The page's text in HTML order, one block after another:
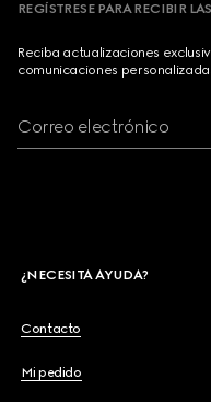
REGÍSTRESE PARA RECIBIR
Reciba actualizaciones
comunicaciones
Correo electrónico
¿NECESITA AYUDA?
Contacto
Mi pedido